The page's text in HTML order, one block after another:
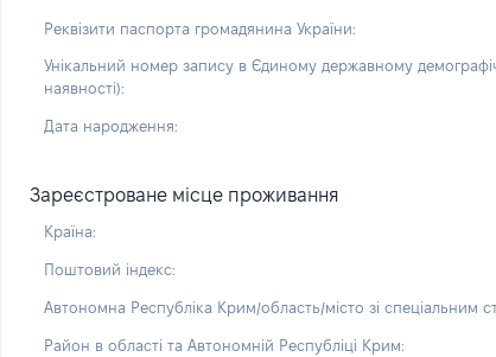
Реквізити паспорта громадянина України:
Унікальний номер запису в Єдиному державному
наявності):
Дата народження:
Зареєстроване місце проживання
Країна:
Поштовий індекс:
Автономна Республіка Крим/область/місто зі спеціальним
Район в області та Автономній Республіці Крим: